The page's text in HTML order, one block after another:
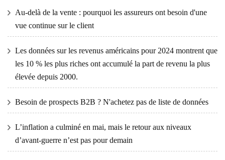
Au-delà de la vente : pourquoi les assureurs ont besoin d'une
vue continue sur le client
Les données sur les revenus américains pour 2024 montrent que
les 10 % les plus riches ont accumulé la part de revenu la plus
élevée depuis 2000.
Besoin de prospects B2B ? N'achetez pas de liste de données
L’inflation a culminé en mai, mais le retour aux niveaux
d’avant-guerre n’est pas pour demain